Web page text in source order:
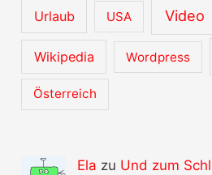
Urlaub USA Video
Wikipedia Wordpress
Österreich
Ela zu Und zum